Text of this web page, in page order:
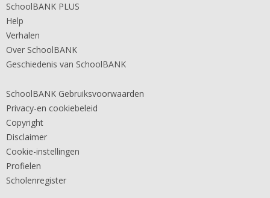
SchoolBANK PLUS
Help
Verhalen
Over SchoolBANK
Geschiedenis van SchoolBANK
SchoolBANK Gebruiksvoorwaarden
Privacy-en cookiebeleid
Copyright
Disclaimer
Cookie-instellingen
Profielen
Scholenregister